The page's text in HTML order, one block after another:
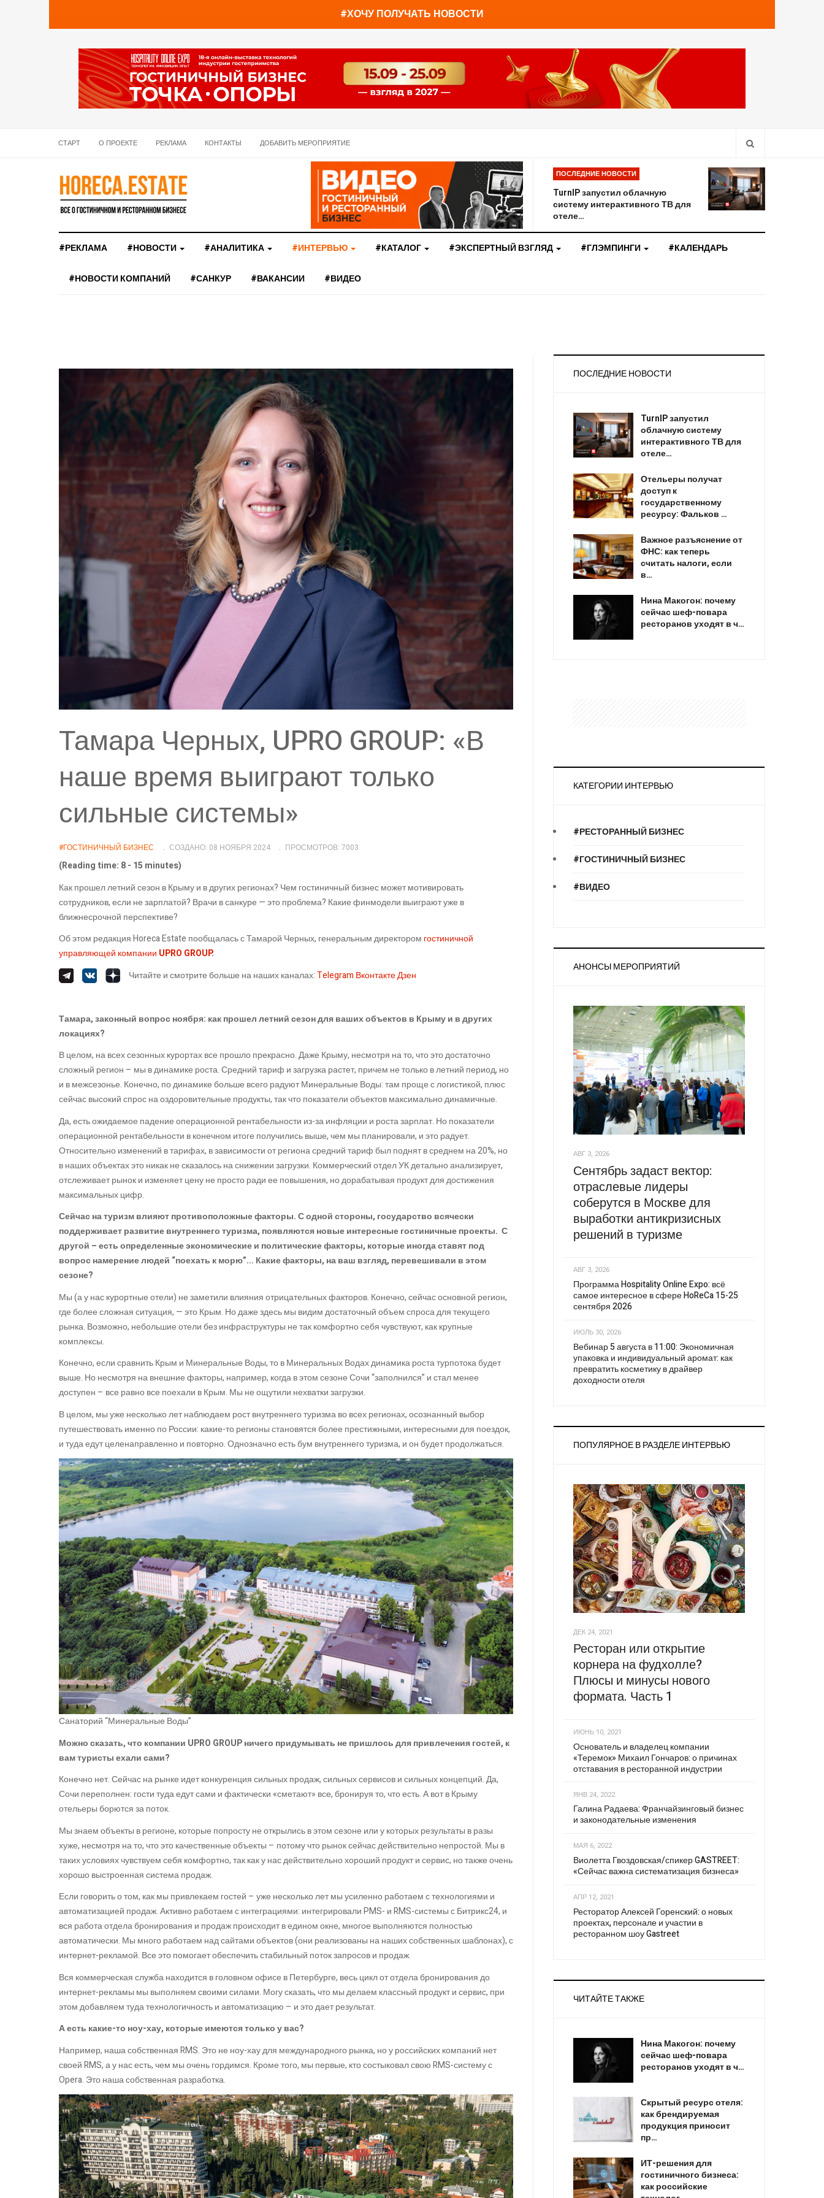
#ХОЧУ ПОЛУЧАТЬ НОВОСТИ
СТАРТ О ПРОЕКТЕ РЕКЛАМА КОНТАКТЫ ДОБАВИТЬ МЕРОПРИЯТИЕ
ПОСЛЕДНИЕ НОВОСТИ
TurnIP запустил облачную
систему интерактивного ТВ для
отеле…
#РЕКЛАМА #НОВОСТИ #АНАЛИТИКА #ИНТЕРВЬЮ #КАТАЛОГ #ЭКСПЕРТНЫЙ ВЗГЛЯД #ГЛЭМПИНГИ #КАЛЕНДАРЬ
#НОВОСТИ КОМПАНИЙ #САНКУР #ВАКАНСИИ #ВИДЕО
Тамара Черных, UPRO GROUP: «В
наше время выиграют только
сильные системы»
#ГОСТИНИЧНЫЙ БИЗНЕС СОЗДАНО: 08 НОЯБРЯ 2024 ПРОСМОТРОВ: 7003
(Reading time: 8 - 15 minutes)
Как прошел летний сезон в Крыму и в других регионах? Чем гостиничный бизнес может мотивировать
сотрудников, если не зарплатой? Врачи в санкуре — это проблема? Какие финмодели выиграют уже в
ближнесрочной перспективе?
Об этом редакция Horeca Estate пообщалась с Тамарой Черных, генеральным директором гостиничной
управляющей компании UPRO GROUP.
Читайте и смотрите больше на наших каналах:Telegram ВконтактеДзен
Тамара, законный вопрос ноября: как прошел летний сезон для ваших объектов в Крыму и в других
локациях?
В целом, на всех сезонных курортах все прошло прекрасно. Даже Крыму, несмотря на то, что это достаточно
сложный регион – мы в динамике роста. Средний тариф и загрузка растет, причем не только в летний период, но
и в межсезонье. Конечно, по динамике больше всего радуют Минеральные Воды: там проще с логистикой, плюс
сейчас высокий спрос на оздоровительные продукты, так что показатели объектов максимально динамичные.
Да, есть ожидаемое падение операционной рентабельности из-за инфляции и роста зарплат. Но показатели
операционной рентабельности в конечном итоге получились выше, чем мы планировали, и это радует.
Относительно изменений в тарифах, в зависимости от региона средний тариф был поднят в среднем на 20%, но
в наших объектах это никак не сказалось на снижении загрузки. Коммерческий отдел УК детально анализирует,
отслеживает рынок и изменяет цену не просто ради ее повышения, но дорабатывая продукт для достижения
максимальных цифр.
Сейчас на туризм влияют противоположные факторы. С одной стороны, государство всячески
поддерживает развитие внутреннего туризма, появляются новые интересные гостиничные проекты. С
другой – есть определенные экономические и политические факторы, которые иногда ставят под
вопрос намерение людей “поехать к морю”... Какие факторы, на ваш взгляд, перевешивали в этом
сезоне?
Мы (а у нас курортные отели) не заметили влияния отрицательных факторов. Конечно, сейчас основной регион,
где более сложная ситуация, — это Крым. Но даже здесь мы видим достаточный объем спроса для текущего
рынка. Возможно, небольшие отели без инфраструктуры не так комфортно себя чувствуют, как крупные
комплексы.
Конечно, если сравнить Крым и Минеральные Воды, то в Минеральных Водах динамика роста турпотока будет
выше. Но несмотря на внешние факторы, например, когда в этом сезоне Сочи “заполнился” и стал менее
доступен – все равно все поехали в Крым. Мы не ощутили нехватки загрузки.
В целом, мы уже несколько лет наблюдаем рост внутреннего туризма во всех регионах, осознанный выбор
путешествовать именно по России: какие-то регионы становятся более престижными, интересными для поездок,
и туда едут целенаправленно и повторно. Однозначно есть бум внутреннего туризма, и он будет продолжаться.
Санаторий “Минеральные Воды”
Можно сказать, что компании UPRO GROUP ничего придумывать не пришлось для привлечения гостей, к
вам туристы ехали сами?
Конечно нет. Сейчас на рынке идет конкуренция сильных продаж, сильных сервисов и сильных концепций. Да,
Сочи переполнен: гости туда едут сами и фактически «сметают» все, бронируя то, что есть. А вот в Крыму
отельеры борются за поток.
Мы знаем объекты в регионе, которые попросту не открылись в этом сезоне или у которых результаты в разы
хуже, несмотря на то, что это качественные объекты – потому что рынок сейчас действительно непростой. Мы в
таких условиях чувствуем себя комфортно, так как у нас действительно хороший продукт и сервис, но также очень
хорошо выстроенная система продаж.
Если говорить о том, как мы привлекаем гостей – уже несколько лет мы усиленно работаем с технологиями и
автоматизацией продаж. Активно работаем с интеграциями: интегрировали PMS- и RMS-системы с Битрикс24, и
вся работа отдела бронирования и продаж происходит в едином окне, многое выполняются полностью
автоматически. Мы много работаем над сайтами объектов (они реализованы на наших собственных шаблонах), с
интернет-рекламой. Все это помогает обеспечить стабильный поток запросов и продаж.
Вся коммерческая служба находится в головном офисе в Петербурге, весь цикл от отдела бронирования до
интернет-рекламы мы выполняем своими силами. Могу сказать, что мы делаем классный продукт и сервис, при
этом добавляем туда технологичность и автоматизацию – и это дает результат.
А есть какие-то ноу-хау, которые имеются только у вас?
Например, наша собственная RMS. Это не ноу-хау для международного рынка, но у российских компаний нет
своей RMS, а у нас есть, чем мы очень гордимся. Кроме того, мы первые, кто состыковал свою RMS-систему с
Opera. Это наша собственная разработка.
ПОСЛЕДНИЕ НОВОСТИ
TurnIP запустил
облачную систему
интерактивного ТВ для
отеле…
Отельеры получат
доступ к
государственному
ресурсу: Фальков …
Важное разъяснение от
ФНС: как теперь
считать налоги, если
в…
Нина Макогон: почему
сейчас шеф-повара
ресторанов уходят в ч…
КАТЕГОРИИ ИНТЕРВЬЮ
#РЕСТОРАННЫЙ БИЗНЕС
#ГОСТИНИЧНЫЙ БИЗНЕС
#ВИДЕО
АНОНСЫ МЕРОПРИЯТИЙ
АВГ 3, 2026
Сентябрь задаст вектор:
отраслевые лидеры
соберутся в Москве для
выработки антикризисных
решений в туризме
АВГ 3, 2026
Программа Hospitality Online Expo: всё
самое интересное в сфере HoReCa 15-25
сентября 2026
ИЮЛЬ 30, 2026
Вебинар 5 августа в 11:00: Экономичная
упаковка и индивидуальный аромат: как
превратить косметику в драйвер
доходности отеля
ПОПУЛЯРНОЕ В РАЗДЕЛЕ ИНТЕРВЬЮ
ДЕК 24, 2021
Ресторан или открытие
корнера на фудхолле?
Плюсы и минусы нового
формата. Часть 1
ИЮНЬ 10, 2021
Основатель и владелец компании
«Теремок» Михаил Гончаров: о причинах
отставания в ресторанной индустрии
ЯНВ 24, 2022
Галина Радаева: Франчайзинговый бизнес
и законодательные изменения
МАЯ 6, 2022
Виолетта Гвоздовская/спикер GASTREET:
«Сейчас важна систематизация бизнеса»
АПР 12, 2021
Ресторатор Алексей Горенский: о новых
проектах, персонале и участии в
ресторанном шоу Gastreet
ЧИТАЙТЕ ТАКЖЕ
Нина Макогон: почему
сейчас шеф-повара
ресторанов уходят в ч…
Скрытый ресурс отеля:
как брендируемая
продукция приносит
пр…
ИТ-решения для
гостиничного бизнеса:
как российские